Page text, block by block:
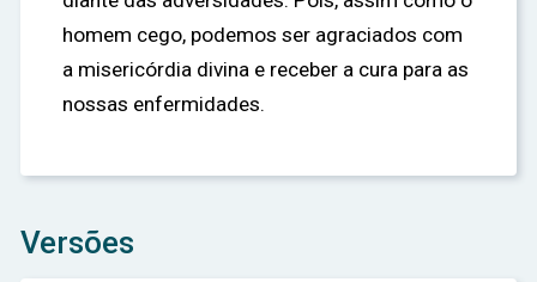
homem cego, podemos ser agraciados com
a misericórdia divina e receber a cura para as
nossas enfermidades.
Versões